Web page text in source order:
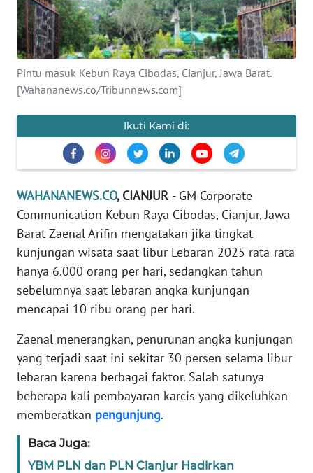
Pintu masuk Kebun Raya Cibodas, Cianjur, Jawa Barat.
[Wahananews.co/Tribunnews.com]
Ikuti Kami di:
WAHANANEWS.CO, CIANJUR - GM Corporate
Communication Kebun Raya Cibodas, Cianjur, Jawa
Barat Zaenal Arifin mengatakan jika tingkat
kunjungan wisata saat libur Lebaran 2025 rata-rata
hanya 6.000 orang per hari, sedangkan tahun
sebelumnya saat lebaran angka kunjungan
mencapai 10 ribu orang per hari.
Zaenal menerangkan, penurunan angka kunjungan
yang terjadi saat ini sekitar 30 persen selama libur
lebaran karena berbagai faktor. Salah satunya
beberapa kali pembayaran karcis yang dikeluhkan
memberatkan pengunjung.
Baca Juga:
YBM PLN dan PLN Cianjur Hadirkan
IKLAN
TENTANG
KAMI
PEDOMAN
KARIR
DISCLAIMER
Wahana
News
WN
JAKARTA
WN